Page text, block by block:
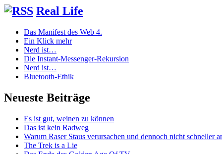
Real Life
Das Manifest des Web 4.
Ein Klick mehr
Nerd ist…
Die Instant-Messenger-Rekursion
Nerd ist…
Bluetooth-Ethik
Neueste Beiträge
Es ist gut, weinen zu können
Das ist kein Radweg
Warum Raser Staus verursachen und dennoch nicht schneller
The Trek is a Lie